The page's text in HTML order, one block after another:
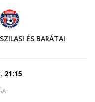
SZILASI ÉS BARÁTAI
21:15